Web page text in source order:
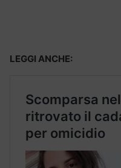
LEGGI ANCHE: